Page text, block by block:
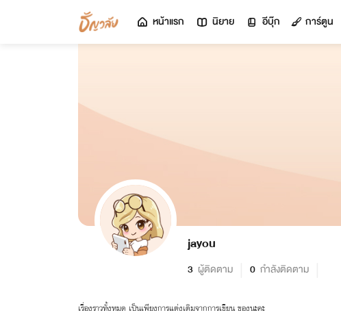
หน้าแรก นิยาย อีบุ๊ก การ์ตูน
jayou
3 ผู้ติดตาม 0 กำลังติดตาม
เรื่องราวทั้งหมด เป็นเพียงการแต่งเติมจากการเขียน ของนะคะ